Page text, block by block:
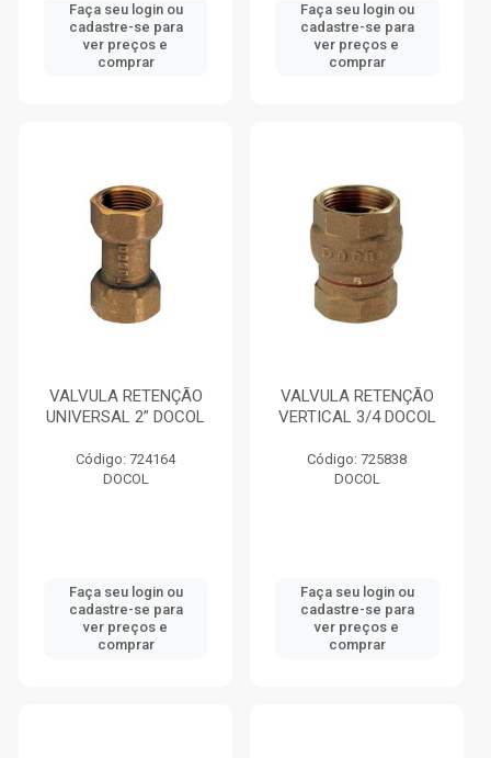
Faça seu login ou
cadastre-se para
ver preços e
comprar
Faça seu login ou
cadastre-se para
ver preços e
comprar
VALVULA RETENÇÃO
UNIVERSAL 2” DOCOL
Código: 724164
DOCOL
Faça seu login ou
cadastre-se para
ver preços e
comprar
VALVULA RETENÇÃO
VERTICAL 3/4 DOCOL
Código: 725838
DOCOL
Faça seu login ou
cadastre-se para
ver preços e
comprar